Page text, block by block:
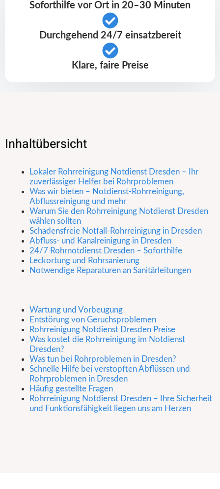
Soforthilfe vor Ort in 20–30 Minuten
Durchgehend 24/7 einsatzbereit
Klare, faire Preise
Inhaltübersicht
Lokaler Rohrreinigung Notdienst Dresden – Ihr
zuverlässiger Helfer bei Rohrproblemen
Was wir bieten – Notdienst-Rohrreinigung,
Abflussreinigung und mehr
Warum Sie den Rohrreinigung Notdienst Dresden
wählen sollten
Schadensfreie Notfall-Rohrreinigung in Dresden
Abfluss- und Kanalreinigung in Dresden
24/7 Rohrnotdienst Dresden – Soforthilfe
Leckortung und Rohrsanierung
Notwendige Reparaturen an Sanitärleitungen
Wartung und Vorbeugung
Entstörung von Geruchsproblemen
Rohrreinigung Notdienst Dresden Preise
Was kostet die Rohrreinigung im Notdienst
Dresden?
Was tun bei Rohrproblemen in Dresden?
Schnelle Hilfe bei verstopften Abflüssen und
Rohrproblemen in Dresden
Häufig gestellte Fragen
Rohrreinigung Notdienst Dresden – Ihre Sicherheit
und Funktionsfähigkeit liegen uns am Herzen